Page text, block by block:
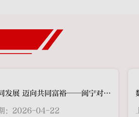
区域协同发展 迈向共同富裕——闽宁对口扶贫协作的经验与启示：介绍：案例与经验（1）
期：2026-04-22